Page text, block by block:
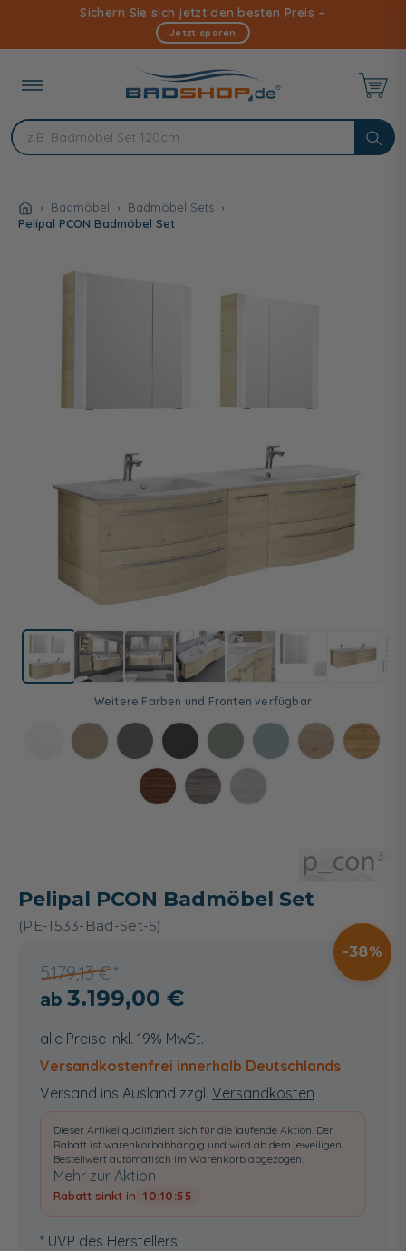
Inhalt
Sichern Sie sich jetzt den besten Preis –
Jetzt sparen
Badmöbel
Badmöbel Sets
Pelipal PCON Badmöbel Set
Pelipal PCON Badmöbel Set
(PE-1533-Bad-Set-5)
5.179,13 €
38
3.199,00 €
alle Preise inkl. 19% MwSt.
Versandkostenfrei innerhalb Deutschlands
Versand ins Ausland zzgl. Versandkosten
Dieser Artikel qualifiziert sich für die laufende Aktion. Der
Rabatt ist warenkorbabhängig und wird ab dem jeweiligen
Bestellwert automatisch im Warenkorb abgezogen.
Mehr zur Aktion
Rabatt sinkt in 10:10:54
* UVP des Herstellers